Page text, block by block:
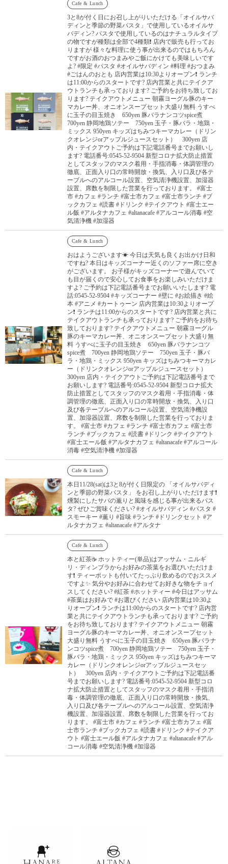
Cafe & Lunch
3と8が付く日にお召し上がりいただける「オイルサバ
ディンと季節の野菜パスタ」で使用しているオイルサ
バディン? パスタで使用しているのはナチュラルタイプ
の物ですが種類は全部で4種類❗️ 店内で販売も行ってお
りますが 様々な料理に使う事が出来るのではもちろん
ですがお酒のおつまみやご飯にかけても美味しいです
よ? #限定 #パスタ #オイルサバディン #料理 #おつまみ
#ごはんのおとも 店内営業は10:30よりオープン❗️ ランチ
は11:00からのスタートです? 店内営業と共にテイクア
ウトランチも承っております? ご予約をお待ち致してお
ります? テイクアウトメニュー 朝霧ヨーグル豚のキー
マカレー丼、オニオンスープセット大盛り無料 うすべ
に玉子の目玉焼き 650yen 豚バラナンコツspice煮
700yen 静岡地鶏ソテー 750yen 玉子・豚バラ・地鶏・
ミックス 950yen キッズはちみつキーマカレー（ドリン
クオレンジorアップルジュースセット） 300yen 店
内・テイクアウトご予約は下記電話番号までお願いし
ます? 電話番号:0545-52-9504 新型コロナ拡大防止措置
としてスタッフのマスク着用・手指消毒・体調管理の
徹底、正面入り口の常時開放・換気、入り口及び各テ
ーブルへのアルコール設置、空気清浄機設置、加湿器
設置、席数を制限した営業を行っております。 #富士
市 #カフェ #ランチ #富士市カフェ #富士市ランチ #ブ
ックカフェ #読書 #ドリンク #テイクアウト #富士エー
ル飯 #アルタナカフェ #altanacafe #アルコール消毒 #空
気清浄機 #加湿器
Cafe & Lunch
おはようございます☀ 今日は天気も良くお出かけ日和
ですね? 本日はキッズコーナー近くのソファー席に空き
がございます。 お子様がキッズコーナーで遊んでいて
も目が届くので安心してお食事をお楽しみいただけま
すよ? ご予約は下記電話番号までお願いいたします? 電
話:0545-52-9504 #キッズコーナー #壁に #お絵描き #絵
本 #アニメ #カートゥーン 店内営業は10:30よりオープ
ン❗️ ランチは11:00からのスタートです? 店内営業と共に
テイクアウトランチも承っております? ご予約をお待ち
致しております? テイクアウトメニュー 朝霧ヨーグル
豚のキーマカレー丼、オニオンスープセット大盛り無
料 うすべに玉子の目玉焼き 650yen 豚バラナンコツ
spice煮 700yen 静岡地鶏ソテー 750yen 玉子・豚バ
ラ・地鶏・ミックス 950yen キッズはちみつキーマカレ
ー（ドリンクオレンジorアップルジュースセット）
300yen 店内・テイクアウトご予約は下記電話番号まで
お願いします? 電話番号:0545-52-9504 新型コロナ拡大
防止措置としてスタッフのマスク着用・手指消毒・体
調管理の徹底、正面入り口の常時開放・換気、入り口
及び各テーブルへのアルコール設置、空気清浄機設
置、加湿器設置、席数を制限した営業を行っておりま
す。 #富士市 #カフェ #ランチ #富士市カフェ #富士市
ランチ #ブックカフェ #読書 #ドリンク #テイクアウト
#富士エール飯 #アルタナカフェ #altanacafe #アルコール
消毒 #空気清浄機 #加湿器
Cafe & Lunch
本日11/28(sat)は3と8が付く日限定の 「オイルサバディ
ンと季節の野菜パスタ」 をお召し上がりいただけます❗️
燻製にしたサバの薫りと風味を感じる事が出来るパス
タ? ぜひご賞味ください? #オイルサバディン #パスタ #
スモーキー #薫り #旨味 #ランチ #ドリンクセット #ア
ルタナカフェ #altanacafe #アルタナ
Cafe & Lunch
本と紅茶☕️ ホットティー(単品)はアッサム・ニルギ
リ・ディンブラからお好みの茶葉をお選びいただけま
す❗️ ティーポットも付いてたっぷり飲めるのでおススメ
ですよ✨ 気分やお好みに合わせてお好きな物をチョイ
スしてください? #紅茶 #ホットティー #今日はアッサム
#茶葉はお好みで #お選びください 店内営業は10:30よ
りオープン❗️ ランチは11:00からのスタートです? 店内営
業と共にテイクアウトランチも承っております? ご予約
をお待ち致しております? テイクアウトメニュー 朝霧
ヨーグル豚のキーマカレー丼、オニオンスープセット
大盛り無料 うすべに玉子の目玉焼き 650yen 豚バラナ
ンコツspice煮 700yen 静岡地鶏ソテー 750yen 玉子・
豚バラ・地鶏・ミックス 950yen キッズはちみつキーマ
カレー（ドリンクオレンジorアップルジュースセッ
ト） 300yen 店内・テイクアウトご予約は下記電話番
号までお願いします? 電話番号:0545-52-9504 新型コロ
ナ拡大防止措置としてスタッフのマスク着用・手指消
毒・体調管理の徹底、正面入り口の常時開放・換気、
入り口及び各テーブルへのアルコール設置、空気清浄
機設置、加湿器設置、席数を制限した営業を行ってお
ります。 #富士市 #カフェ #ランチ #富士市カフェ #富
士市ランチ #ブックカフェ #読書 #ドリンク #テイクア
ウト #富士エール飯 #アルタナカフェ #altanacafe #アル
コール消毒 #空気清浄機 #加湿器